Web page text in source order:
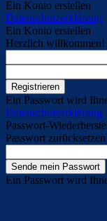
Ein Konto erstellen
Datenschutzerklärung
Ein Konto erstellen
Herzlich willkommen!
Ein Passwort wird
Datenschutzerklärung
Passwort-
Passwort zurücksetzen
Ein Passwort wird